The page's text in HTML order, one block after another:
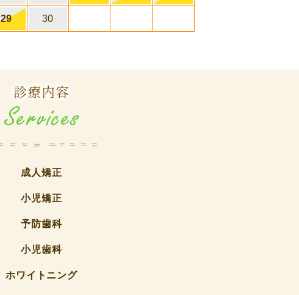
29 30
診療内容
成人矯正
小児矯正
予防歯科
小児歯科
ホワイトニング